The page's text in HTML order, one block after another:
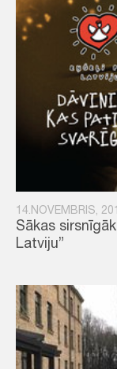
14.NOVEMBRIS,
Sākas
Latviju”